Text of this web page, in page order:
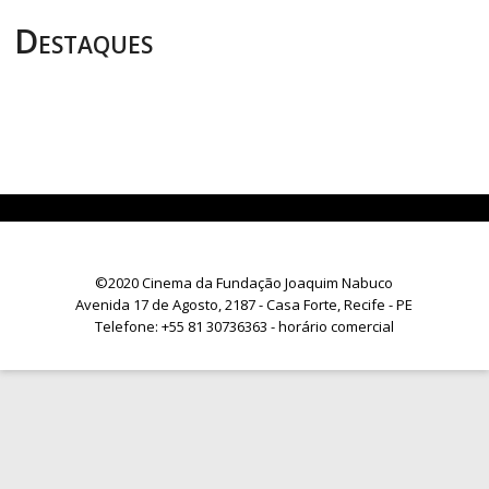
Destaques
©2020 Cinema da Fundação Joaquim Nabuco
Avenida 17 de Agosto, 2187 - Casa Forte, Recife - PE
Telefone: +55 81 30736363 - horário comercial